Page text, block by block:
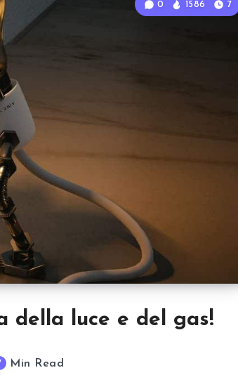
della luce e del gas!
0 1586 7
Min Read